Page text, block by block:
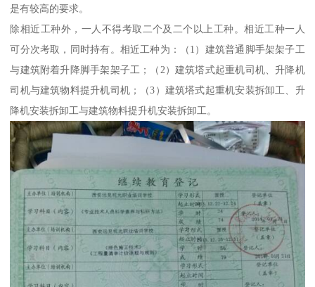
是有较高的要求。
除相近工种外，一人不得考取二个及二个以上工种。相近工种一人
可分次考取，同时持有。相近工种为：（1）建筑普通脚手架架子工
与建筑附着升降脚手架架子工；（2）建筑塔式起重机司机、升降机
司机与建筑物料提升机司机；（3）建筑塔式起重机安装拆卸工、升
降机安装拆卸工与建筑物料提升机安装拆卸工。